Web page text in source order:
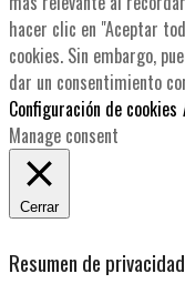
hacer clic en "Aceptar
cookies. Sin embargo,
dar un consentimiento
Configuración de cookies
Manage consent
Cerrar
Resumen de privacidad